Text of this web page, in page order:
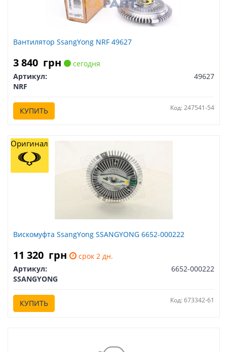
Вантилятор SsangYong NRF 49627
3 840 грн
сегодня
Артикул:
49627
NRF
КУПИТЬ Код: 247541-54
Вискомуфта SsangYong SSANGYONG 6652-000222
11 320 грн
срок 2 дн.
Артикул:
6652-000222
SSANGYONG
КУПИТЬ Код: 673342-61
Оригинал